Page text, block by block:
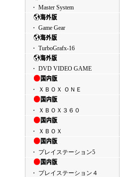
・ Master System
・ Game Gear
・ TurboGrafx-16
・ DVD VIDEO GAME
・ ＸＢＯＸ ＯＮＥ
・ ＸＢＯＸ３６０
・ ＸＢＯＸ
・ プレイステーション5
・ プレイステーション４